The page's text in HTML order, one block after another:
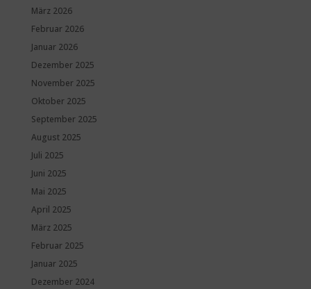
März 2026
Februar 2026
Januar 2026
Dezember 2025
November 2025
Oktober 2025
September 2025
August 2025
Juli 2025
Juni 2025
Mai 2025
April 2025
März 2025
Februar 2025
Januar 2025
Dezember 2024